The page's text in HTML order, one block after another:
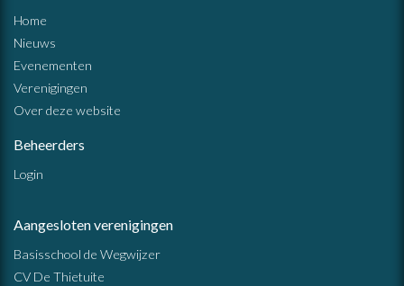
Home
Nieuws
Evenementen
Verenigingen
Over deze website
Beheerders
Login
Aangesloten verenigingen
Basisschool de Wegwijzer
CV De Thietuite